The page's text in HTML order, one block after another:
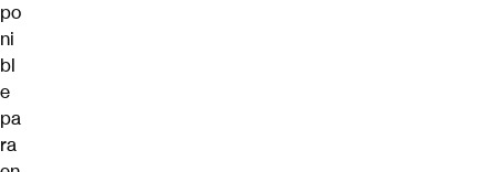
po
ni
bl
e
pa
ra